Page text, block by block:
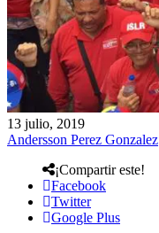
13 julio, 2019
Andersson Perez Gonzalez
¡Compartir este!
Facebook
Twitter
Google Plus